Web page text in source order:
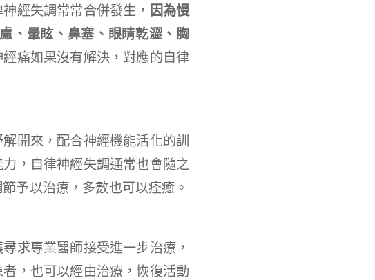
經失調常常合併發生， 因為慢
、暈眩、鼻塞、眼睛乾澀、胸
經痛如果沒有解決，對應的自律
開來，配合神經機能活化的訓
，自律神經失調通常也會隨之
予以治療，多數也可以痊癒。
求專業醫師接受進一步治療，
，也可以經由治療，恢復活動